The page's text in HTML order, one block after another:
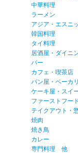
中華料理
ラーメン
アジア・エスニ
韓国料理
タイ料理
居酒屋・ダイニ
バー
カフェ・喫茶店
パン屋・ベーカ
ケーキ屋・スイ
ファーストフー
テイクアウト・
焼肉
焼き鳥
カレー
専門料理 他